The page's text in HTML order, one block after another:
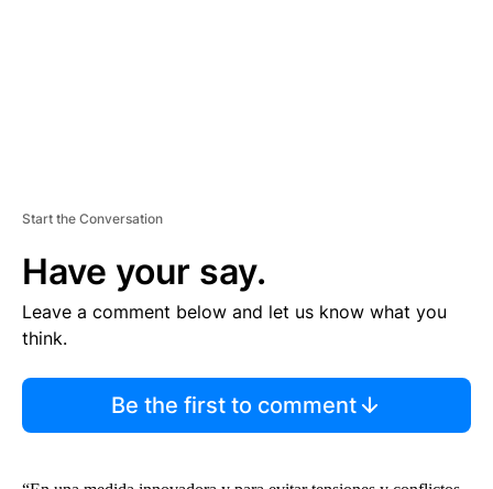
Start the Conversation
Have your say.
Leave a comment below and let us know what you
think.
Be the first to comment